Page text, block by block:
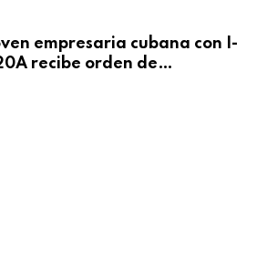
empresaria cubana con I-
recibe orden de